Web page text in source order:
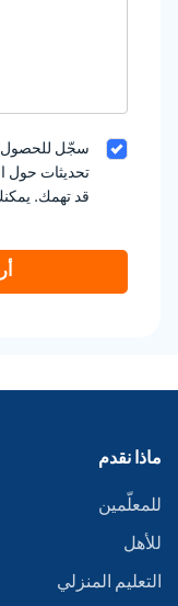
سجّل للحصول
تحديثات حول
قد تهمك.
ماذا نقدم
للمعلّمين
للأهل
التعليم المنزلي